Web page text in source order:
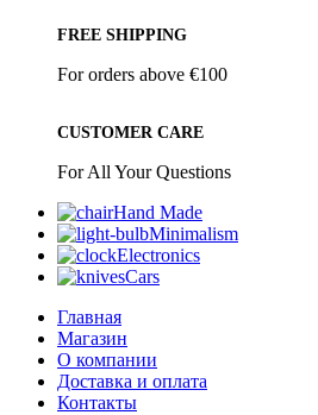
FREE SHIPPING
For orders above €100
CUSTOMER CARE
For All Your Questions
Hand Made
Minimalism
Electronics
Cars
Главная
Магазин
О компании
Доставка и оплата
Контакты